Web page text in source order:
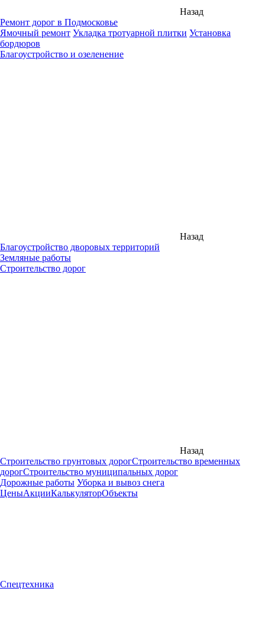
Назад
Ремонт дорог в Подмосковье
Ямочный ремонт Укладка тротуарной плитки Установка
бордюров
Благоустройство и озеленение
Назад
Благоустройство дворовых территорий
Земляные работы
Строительство дорог
Назад
Строительство грунтовых дорогСтроительство временных
дорогСтроительство муниципальных дорог
Дорожные работы Уборка и вывоз снега
ЦеныАкцииКалькуляторОбъекты
Спецтехника